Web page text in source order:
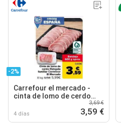
-2%
Carrefour el mercado -
cinta de lomo de cerdo
4 días
3,69 €
3,59 €